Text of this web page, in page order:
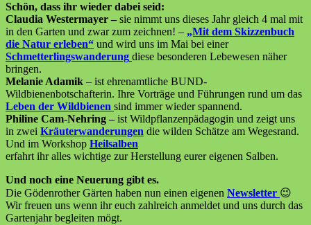
Schön, dass ihr wieder dabei seid:
Claudia Westermayer –sie nimmt uns dieses Jahr gleich 4 mal mit
in den Garten und zwar zum zeichnen! – „Mit dem Skizzenbuch
die Natur erleben“ und wird uns im Mai bei einer
Schmetterlingswanderung diese besonderen Lebewesen näher
bringen.
Melanie Adamik – ist ehrenamtliche BUND-
Wildbienenbotschafterin. Ihre Vorträge und Führungen rund um das
Leben der Wildbienen sind immer wieder spannend.
Philine Cam-Nehring –ist Wildpflanzenpädagogin und zeigt uns
in zwei Kräuterwanderungen die wilden Schätze am Wegesrand.
Und im Workshop Heilsalben
erfahrt ihr alles wichtige zur Herstellung eurer eigenen Salben.
Und noch eine Neuerung gibt es.
Die Gödenrother Gärten haben nun einen eigenen Newsletter 😉
Wir freuen uns wenn ihr euch zahlreich anmeldet und uns durch das
Gartenjahr begleiten mögt.